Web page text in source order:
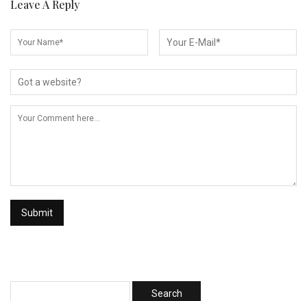
Leave A Reply